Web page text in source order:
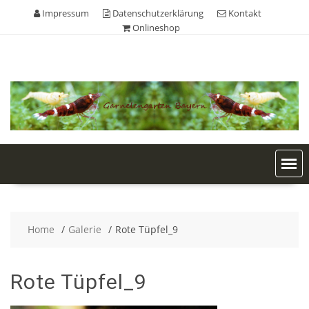
content
Impressum Datenschutzerklärung
Kontakt
Onlineshop
Home Galerie Rote Tüpfel_9
Rote Tüpfel_9